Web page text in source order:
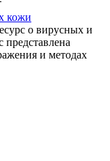
кожи
о вирусных и
и методах